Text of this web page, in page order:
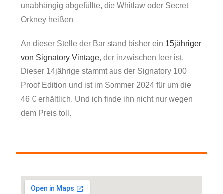
unabhängig abgefüllte, die Whitlaw oder Secret
Orkney heißen
An dieser Stelle der Bar stand bisher ein 15jähriger
von Signatory Vintage, der inzwischen leer ist.
Dieser 14jährige stammt aus der Signatory 100
Proof Edition und ist im Sommer 2024 für um die
46 € erhältlich. Und ich finde ihn nicht nur wegen
dem Preis toll.